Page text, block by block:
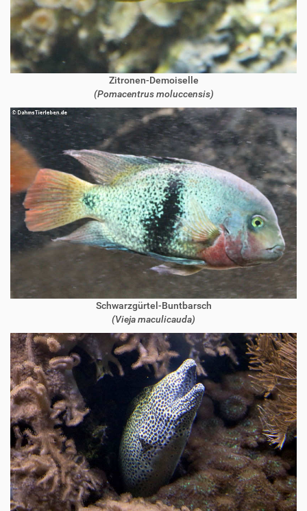
Zitronen-Demoiselle
(Pomacentrus moluccensis)
Schwarzgürtel-Buntbarsch
(Vieja maculicauda)